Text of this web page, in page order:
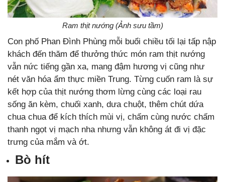
Ram thịt nướng (Ảnh sưu tầm)
Con phố Phan Đình Phùng mỗi buổi chiều tối lại tấp nập
khách đến thăm để thưởng thức món ram thịt nướng
vẫn nức tiếng gần xa, mang đậm hương vị cũng như
nét văn hóa ẩm thực miền Trung. Từng cuốn ram là sự
kết hợp của thịt nướng thơm lừng cùng các loại rau
sống ăn kèm, chuối xanh, dưa chuột, thêm chút dứa
chua chua để kích thích mùi vị, chấm cùng nước chấm
thanh ngọt vị mạch nha nhưng vẫn không át đi vị đặc
trưng của mắm và ớt.
Bò hít